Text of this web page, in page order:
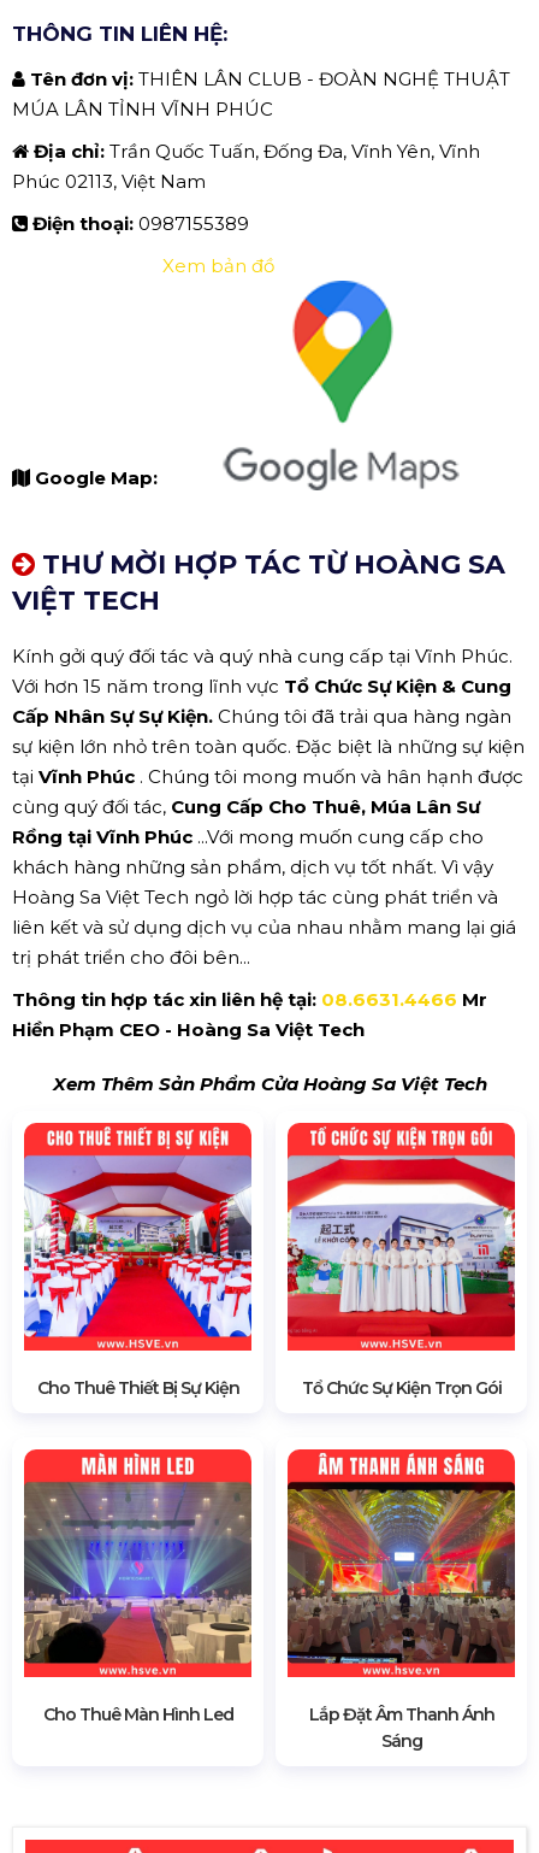
THÔNG TIN LIÊN HỆ:
Tên đơn vị: THIÊN LÂN CLUB - ĐOÀN NGHỆ THUẬT
MÚA LÂN TỈNH VĨNH PHÚC
Địa chỉ: Trần Quốc Tuấn, Đống Đa, Vĩnh Yên, Vĩnh
Phúc 02113, Việt Nam
Điện thoại: 0987155389
Google Map:
Xem bản đồ
THƯ MỜI HỢP TÁC TỪ HOÀNG SA
VIỆT TECH
Kính gởi quý đối tác và quý nhà cung cấp tại Vĩnh Phúc.
Với hơn 15 năm trong lĩnh vực Tổ Chức Sự Kiện & Cung
Cấp Nhân Sự Sự Kiện. Chúng tôi đã trải qua hàng ngàn
sự kiện lớn nhỏ trên toàn quốc. Đặc biệt là những sự kiện
tại Vĩnh Phúc . Chúng tôi mong muốn và hân hạnh được
cùng quý đối tác, Cung Cấp Cho Thuê, Múa Lân Sư
Rồng tại Vĩnh Phúc ...Với mong muốn cung cấp cho
khách hàng những sản phẩm, dịch vụ tốt nhất. Vì vậy
Hoàng Sa Việt Tech ngỏ lời hợp tác cùng phát triển và
liên kết và sử dụng dịch vụ của nhau nhằm mang lại giá
trị phát triển cho đôi bên...
Thông tin hợp tác xin liên hệ tại: 08.6631.4466 Mr
Hiền Phạm CEO - Hoàng Sa Việt Tech
Xem Thêm Sản Phẩm Cửa Hoàng Sa Việt Tech
Cho Thuê Thiết Bị Sự Kiện Tổ Chức Sự Kiện Trọn Gói
Cho Thuê Màn Hình Led
Lắp Đặt Âm Thanh Ánh
Sáng